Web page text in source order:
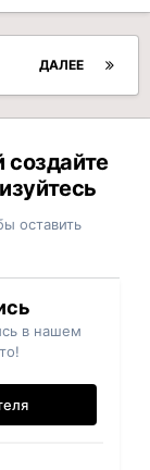
ДАЛЕЕ
оставить
в нашем